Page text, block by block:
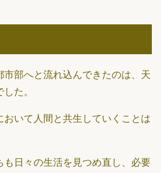
市部へと流れ込んできたのは、天
た。
おいて人間と共生していくことは
も日々の生活を見つめ直し、必要